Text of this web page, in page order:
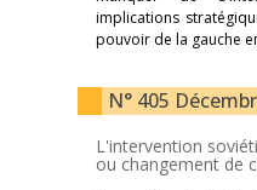
implications
pouvoir de la gauche
N° 405
L'intervention
ou changement de